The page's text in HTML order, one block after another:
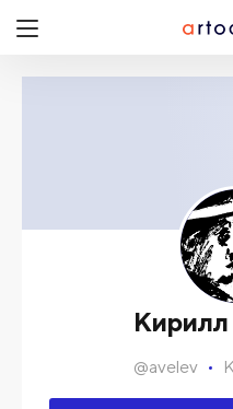
@avelev